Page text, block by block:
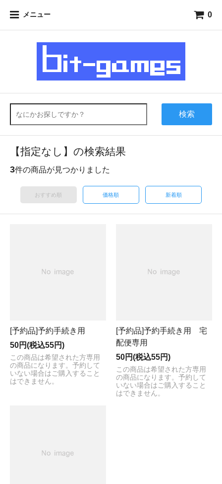
メニュー 0
検索
【指定なし】の検索結果
3件の商品が見つかりました
おすすめ順 価格順 新着順
[予約品]予約手続き用
50円(税込55円)
この商品は希望された方専用
の商品になります。予約して
いない場合はご購入すること
はできません。
[予約品]予約手続き用 宅
配便専用
50円(税込55円)
この商品は希望された方専用
の商品になります。予約して
いない場合はご購入すること
はできません。